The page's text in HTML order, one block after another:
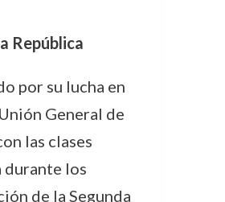
República
por su lucha en
General de
las clases
durante los
de la Segunda